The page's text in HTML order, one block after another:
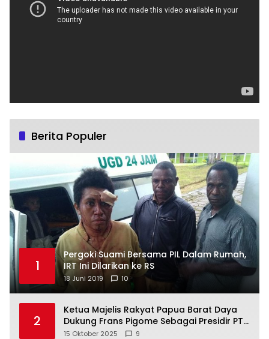
Berita Populer
1
Pergoki Suami Bersama PIL Dalam Rumah,
IRT Ini Dilarikan ke RS
18 Juni 2019 10
2
Ketua Majelis Rakyat Papua Barat Daya
Dukung Frans Pigome Sebagai Presidir PT
Freeport Indonesia
15 Oktober 2025 9